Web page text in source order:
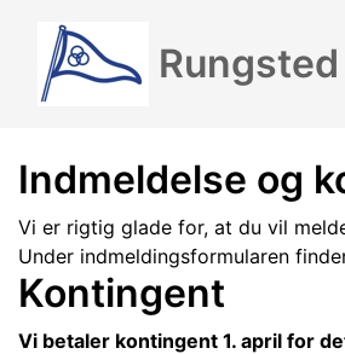
Indmeldelse og
Vi er rigtig glade for, at du vil
Under indmeldingsformularen
Kontingent
Vi betaler kontingent 1. april for